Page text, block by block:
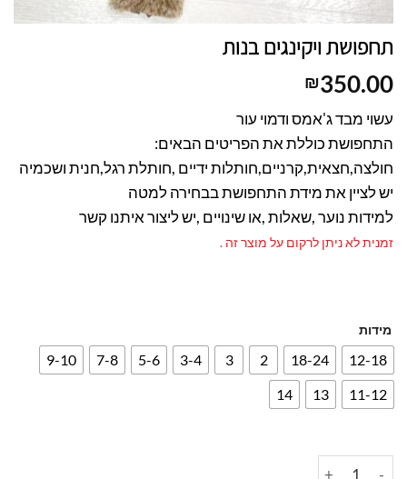
תחפושת ויקינגים בנות
₪350.00
עשוי מבד ג'אמס ודמוי עור
התחפושת כוללת את הפריטים הבאים:
חולצה,חצאית,קרניים,חותלות ידיים ,חותלת רגל,חנית ושכמיה
יש לציין את מידת התחפושת בבחירה למטה
למידות נוער ,שאלות ,או שינויים ,יש ליצור איתנו קשר
זמנית לא ניתן לרקום על מוצר זה .
מידות
12-18
18-24
3-4
5-6
7-8
9-10
11-12
13
14